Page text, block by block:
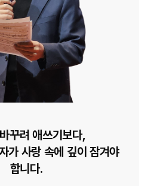
꾸려 애쓰기보다,
가 사랑 속에 깊이 잠겨야
합니다.